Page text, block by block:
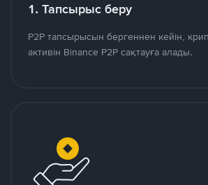
1. Тапсырыс беру
P2P тапсырысын бергеннен кейін,
активін Binance P2P сақтауға алады.